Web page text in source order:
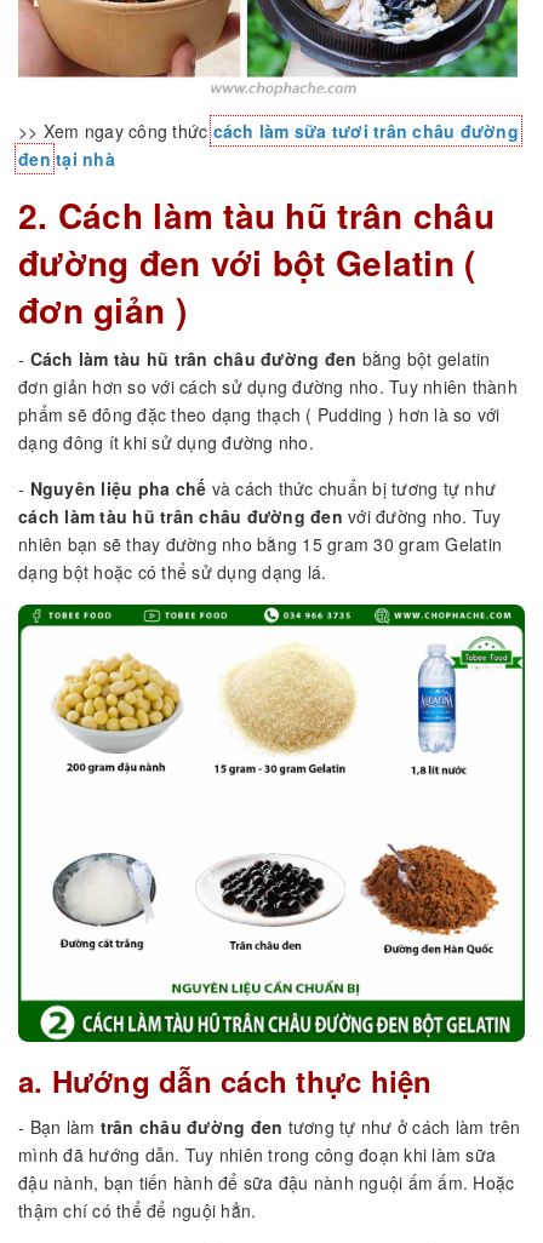
>> Xem ngay công thứccách làm sữa tươi trân châu đường
đentại nhà
2. Cách làm tàu hũ trân châu
đường đen với bột Gelatin (
đơn giản )
- Cách làm tàu hũ trân châu đường đen bằng bột gelatin
đơn giản hơn so với cách sử dụng đường nho. Tuy nhiên thành
phẩm sẽ đông đặc theo dạng thạch ( Pudding ) hơn là so với
dạng đông ít khi sử dụng đường nho.
- Nguyên liệu pha chế và cách thức chuẩn bị tương tự như
cách làm tàu hũ trân châu đường đen với đường nho. Tuy
nhiên bạn sẽ thay đường nho bằng 15 gram 30 gram Gelatin
dạng bột hoặc có thể sử dụng dạng lá.
a. Hướng dẫn cách thực hiện
- Bạn làm trân châu đường đen tương tự như ở cách làm trên
mình đã hướng dẫn. Tuy nhiên trong công đoạn khi làm sữa
đậu nành, bạn tiến hành để sữa đậu nành nguội ấm ấm. Hoặc
thậm chí có thể để nguội hẳn.